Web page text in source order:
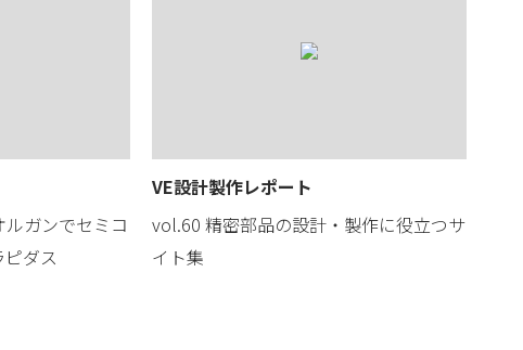
ガンでセミコ
ダス
VE設計製作レポート
vol.60 精密部品の設計・製作に役立つサ
イト集